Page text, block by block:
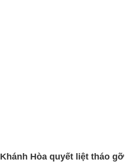
Khánh Hòa quyết liệt tháo gỡ